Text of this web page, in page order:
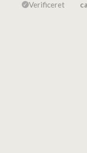
Verificeret